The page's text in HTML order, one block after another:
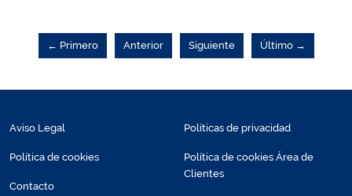
← Primero Anterior Siguiente Último →
Aviso Legal
Política de cookies
Contacto
Políticas de privacidad
Política de cookies Área de
Clientes